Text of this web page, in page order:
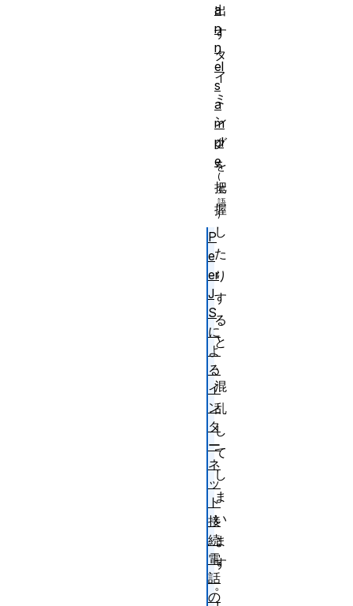
出
す
タ
イ
ミ
ン
グ
を
把
握
し
た
り
す
る
と
、
混
乱
し
て
し
ま
い
ま
す
。
a
n
n
el
s
a
m
pl
e
P
e
er
J
S
に
よ
る
イ
ン
タ
ー
ネ
ッ
ト
接
続
電
話
の